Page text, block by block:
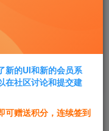
超级会员免费
登录购买
新的UI和新的会员系
在社区讨论和提交建
可赠送积分，连续签到